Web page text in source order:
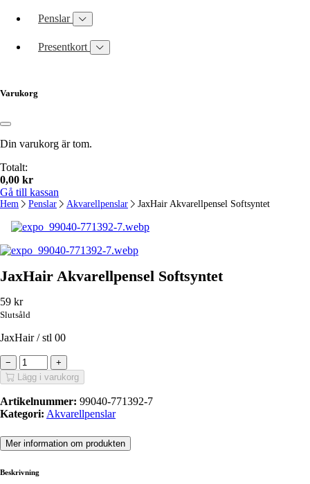
Penslar
Presentkort
Varukorg
Din varukorg är tom.
Totalt:
0,00 kr
Gå till kassan
Hem Penslar Akvarellpenslar JaxHair Akvarellpensel Softsyntet
JaxHair Akvarellpensel Softsyntet
59 kr
Slutsåld
JaxHair / stl 00
−
+
Lägg i varukorg
Artikelnummer: 99040-771392-7
Kategori: Akvarellpenslar
Mer information om produkten
Beskrivning